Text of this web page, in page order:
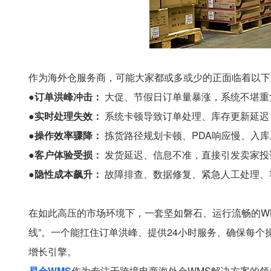
作为海外仓服务商，可能大家都或多或少的正面临着以
●订单洪峰冲击： 大促、节假日订单量暴涨，系统不堪
●实时处理失效： 系统卡顿导致订单处理、库存更新延
●操作效率骤降： 拣货路径规划卡顿、PDA响应慢、入
●客户体验受损： 发货延迟、信息不准，直接引发卖家
●隐性成本飙升： 故障排查、数据修复、紧急人工处理
在如此高压的市场环境下，一套坚如磐石、运行流畅的
线”。一个能扛住订单洪峰、提供24小时服务、确保每
增长引擎。